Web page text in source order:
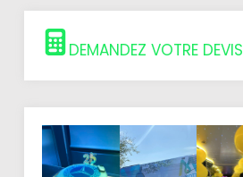
DEMANDEZ VOTRE DEVIS